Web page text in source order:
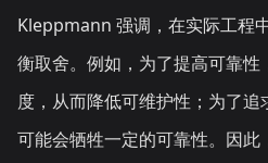
Kleppmann 强调，在实际工程
衡取舍。例如，为了提高可靠
度，从而降低可维护性；为了追
可能会牺牲一定的可靠性。因